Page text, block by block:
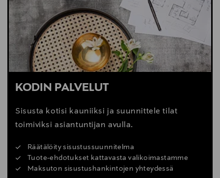
cliente@kavehome.com
KODIN PALVELUT
Sisusta kotisi kauniiksi ja suunnittele tilat
toimiviksi asiantuntijan avulla.
Räätälöity sisustussuunnitelma
Tuote-ehdotukset kattavasta valikoimastamme
Maksuton sisustushankintojen yhteydessä